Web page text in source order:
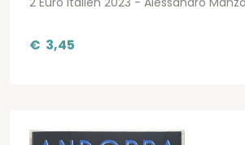
€ 3,45